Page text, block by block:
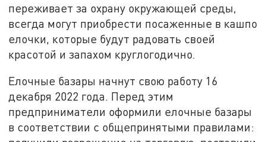
переживает за охрану окружающей среды,
всегда могут приобрести посаженные в кашпо
елочки, которые будут радовать своей
красотой и запахом круглогодично.
Елочные базары начнут свою работу 16
декабря 2022 года. Перед этим
предприниматели оформили елочные базары
в соответствии с общепринятыми правилами: